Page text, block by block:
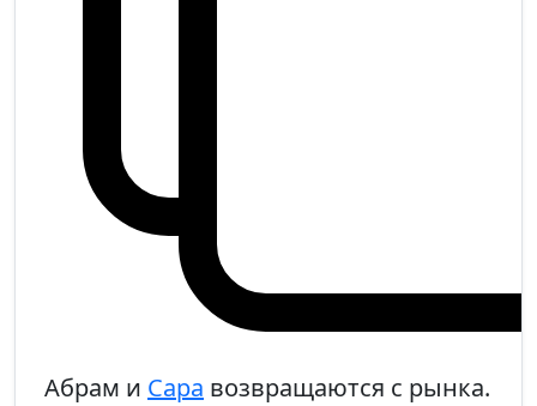
Абрам и Сара возвращаются с рынка.